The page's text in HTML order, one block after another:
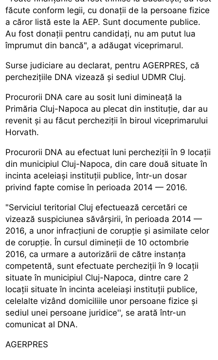
făcute conform legii, cu donații de la persoane fizice
a căror listă este la AEP. Sunt documente publice.
Au fost donații pentru candidați, nu am putut lua
împrumut din bancă", a adăugat viceprimarul.
Surse judiciare au declarat, pentru AGERPRES, că
perchezițiile DNA vizează și sediul UDMR Cluj.
Procurorii DNA care au sosit luni dimineață la
Primăria Cluj-Napoca au plecat din instituție, dar au
revenit și au făcut percheziții în biroul viceprimarului
Horvath.
Procurorii DNA au efectuat luni percheziții în 9 locații
din municipiul Cluj-Napoca, din care două situate în
incinta aceleiași instituții publice, într-un dosar
privind fapte comise în perioada 2014 — 2016.
"Serviciul teritorial Cluj efectuează cercetări ce
vizează suspiciunea săvârșirii, în perioada 2014 —
2016, a unor infracțiuni de corupție și asimilate celor
de corupție. În cursul dimineții de 10 octombrie
2016, ca urmare a autorizării de către instanța
competentă, sunt efectuate percheziții în 9 locații
situate în municipiul Cluj-Napoca, dintre care 2
locații situate în incinta aceleiași instituții publice,
celelalte vizând domiciliile unor persoane fizice și
sediul unei persoane juridice'', se arată într-un
comunicat al DNA.
AGERPRES